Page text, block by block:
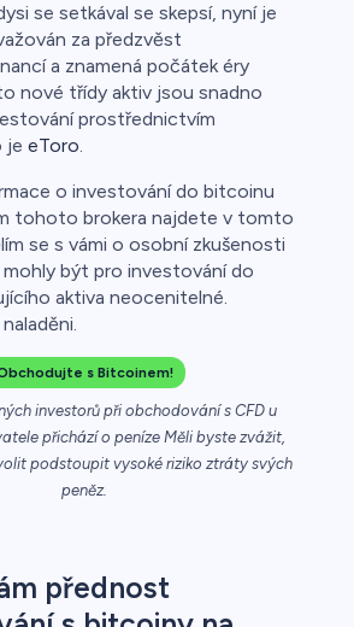
se setkával se skepsí, nyní je
za předzvěst
a znamená počátek éry
nové třídy aktiv jsou snadno
prostřednictvím
je eToro.
o investování do bitcoinu
tohoto brokera najdete v tomto
se s vámi o osobní zkušenosti
být pro investování do
aktiva neocenitelné.
s Bitcoinem!
investorů při obchodování s CFD u
přichází o peníze Měli byste zvážit,
podstoupit vysoké riziko ztráty svých
peněz.
přednost